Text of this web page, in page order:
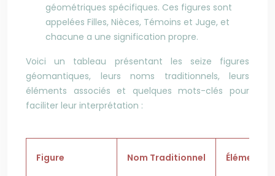
géométriques spécifiques. Ces figures sont
appelées Filles, Nièces, Témoins et Juge, et
chacune a une signification propre.
Voici un tableau présentant les seize figures
géomantiques, leurs noms traditionnels, leurs
éléments associés et quelques mots-clés pour
faciliter leur interprétation :
Figure Nom Traditionnel Élément